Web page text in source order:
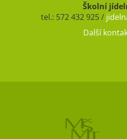
Školní
tel.: 572 432 925 /
Další